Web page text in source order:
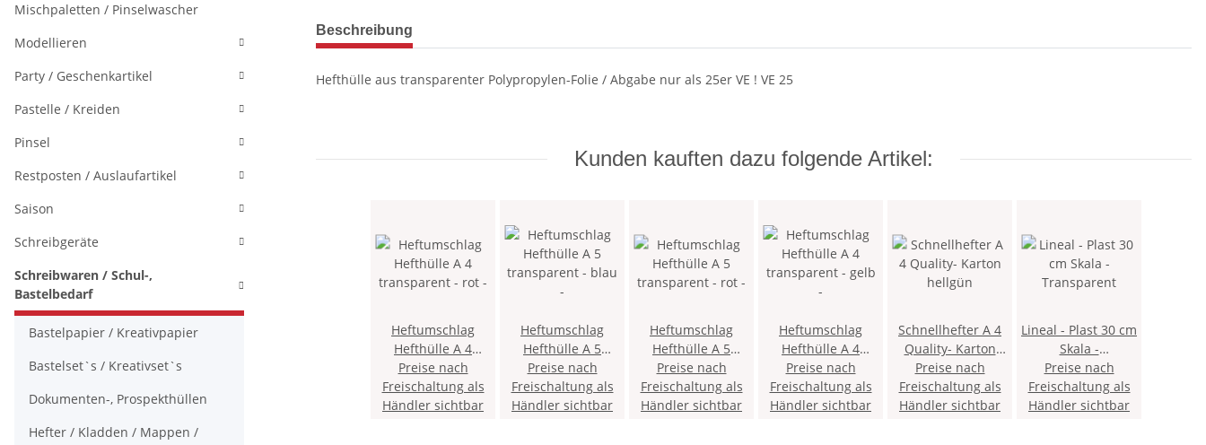
weitere Registerkarten anzeigen
Beschreibung
Hefthülle aus transparenter Polypropylen-Folie / Abgabe nur als 25er VE ! VE 25
Kunden kauften dazu folgende Artikel:
Heftumschlag
Hefthülle A 4
transparent - rot -
Preise nach
Freischaltung als
Händler sichtbar
Heftumschlag
Hefthülle A 5
transparent - blau
-
Preise nach
Freischaltung als
Händler sichtbar
Heftumschlag
Hefthülle A 5
transparent - rot -
Preise nach
Freischaltung als
Händler sichtbar
Heftumschlag
Hefthülle A 4
transparent - gelb
-
Preise nach
Freischaltung als
Händler sichtbar
Schnellhefter A 4
Quality- Karton
hellgün
Preise nach
Freischaltung als
Händler sichtbar
Lineal - Plast 30 cm
Skala -
Transparent
Preise nach
Freischaltung als
Händler sichtbar
Mischpaletten / Pinselwascher
Modellieren
Party / Geschenkartikel
Pastelle / Kreiden
Pinsel
Restposten / Auslaufartikel
Saison
Schreibgeräte
Schreibwaren / Schul-,
Bastelbedarf
Bastelpapier / Kreativpapier
Bastelset`s / Kreativset`s
Dokumenten-, Prospekthüllen
Hefter / Kladden / Mappen /